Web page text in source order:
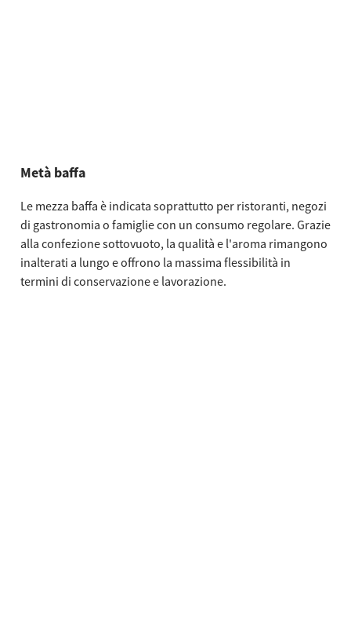
Metà baffa
Le mezza baffa è indicata soprattutto per ristoranti, negozi
di gastronomia o famiglie con un consumo regolare. Grazie
alla confezione sottovuoto, la qualità e l'aroma rimangono
inalterati a lungo e offrono la massima flessibilità in
termini di conservazione e lavorazione.